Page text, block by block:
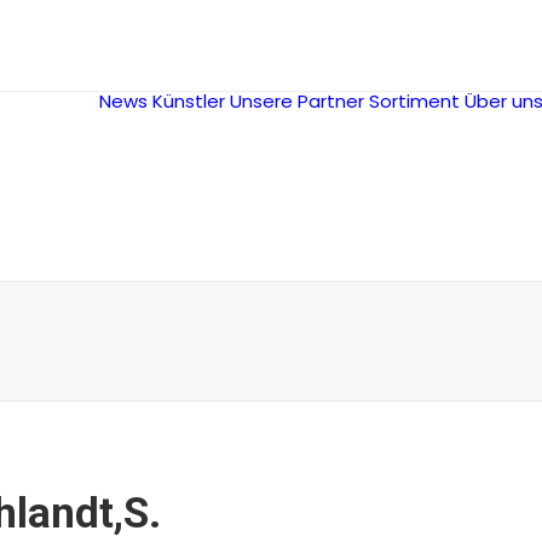
News KünstlerUnsere PartnerSortiment Über uns